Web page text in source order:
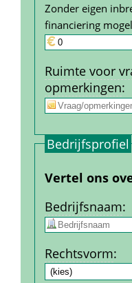
Zonder eigen
financiering
Ruimte voor
opmerkingen:
Bedrijfs­profiel
Vertel ons
Bedrijfs­naam:
Rechtsvorm: